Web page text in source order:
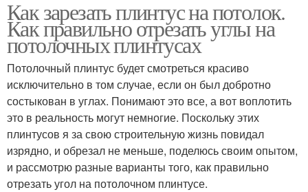
Как зарезать плинтус на потолок.
Как правильно отрезать углы на
потолочных плинтусах
Потолочный плинтус будет смотреться красиво
исключительно в том случае, если он был добротно
состыкован в углах. Понимают это все, а вот воплотить
это в реальность могут немногие. Поскольку этих
плинтусов я за свою строительную жизнь повидал
изрядно, и обрезал не меньше, поделюсь своим опытом,
и рассмотрю разные варианты того, как правильно
отрезать угол на потолочном плинтусе.